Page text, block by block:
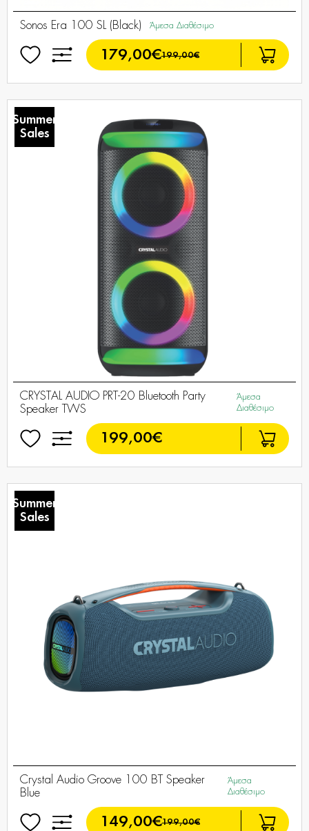
Sonos Era 100 SL (Black) Άμεσα Διαθέσιμο
179,00€199,00€
Summer
Sales
CRYSTAL AUDIO PRT-20 Bluetooth Party
Speaker TWS
Άμεσα
Διαθέσιμο
199,00€
Summer
Sales
Crystal Audio Groove 100 BT Speaker
Blue
Άμεσα
Διαθέσιμο
149,00€199,00€